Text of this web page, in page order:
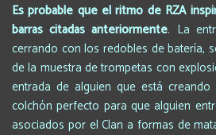
Es probable que el ritmo de RZA
barras citadas anteriormente. La
cerrando con los redobles de batería,
de la muestra de trompetas con
entrada de alguien que está
colchón perfecto para que alguien
asociados por el Clan a formas de